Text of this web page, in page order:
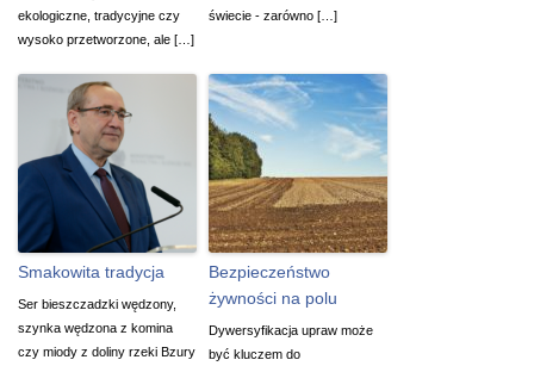
ekologiczne, tradycyjne czy
wysoko przetworzone, ale […]
świecie - zarówno […]
Smakowita tradycja
Ser bieszczadzki wędzony,
szynka wędzona z komina
czy miody z doliny rzeki Bzury
Bezpieczeństwo
żywności na polu
Dywersyfikacja upraw może
być kluczem do